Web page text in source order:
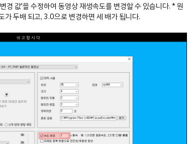
경 값'을 수정하여 동영상 재생속도를 변경할 수 있습니다. * 원
두배 되고, 3.0으로 변경하면 세 배가 됩니다.